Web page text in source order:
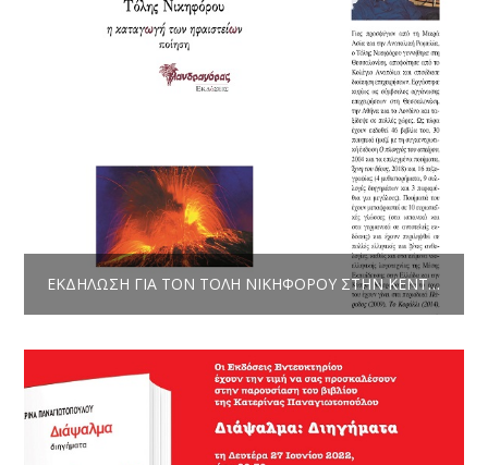
ΕΚΔΉΛΩΣΗ ΓΙΑ ΤΟΝ ΤΌΛΗ ΝΙΚΗΦΌΡΟΥ ΣΤΗΝ ΚΕΝΤΡΙΚΉ ΒΙΒΛΙΟΘΉΚΗ ΤΟΥ ΔΉΜΟΥ ΘΕΣΣΑΛΟΝΊΚΗΣ